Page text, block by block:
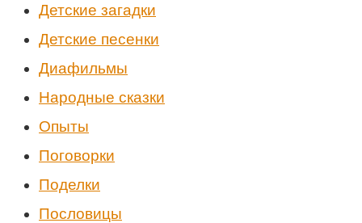
Детские загадки
Детские песенки
Диафильмы
Народные сказки
Опыты
Поговорки
Поделки
Пословицы